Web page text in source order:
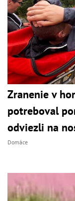
Zranenie v
potreboval
odviezli na
Domáce